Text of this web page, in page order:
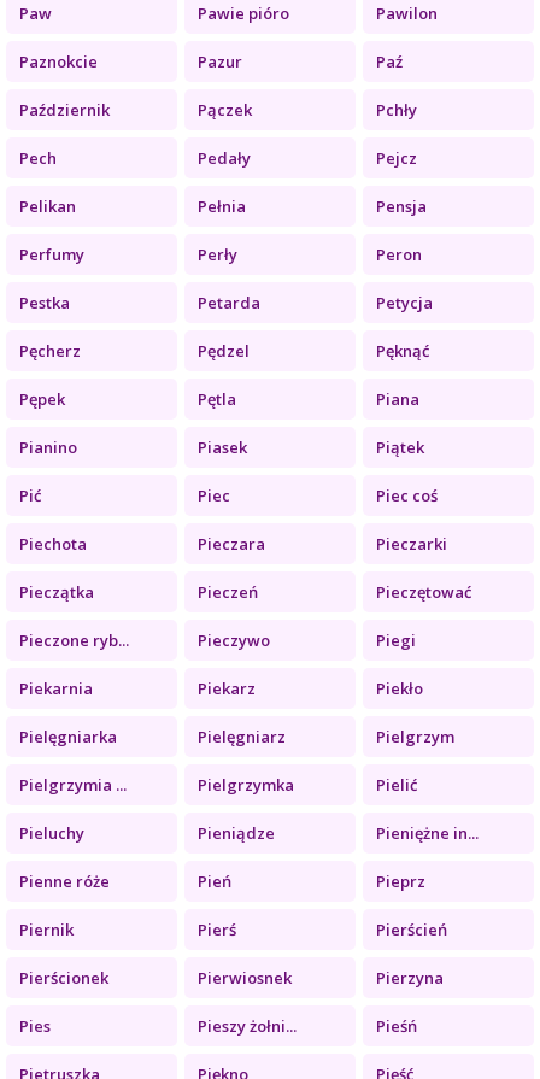
Paw Pawie pióro Pawilon
Paznokcie Pazur Paź
Październik Pączek Pchły
Pech Pedały Pejcz
Pelikan Pełnia Pensja
Perfumy Perły Peron
Pestka Petarda Petycja
Pęcherz Pędzel Pęknąć
Pępek Pętla Piana
Pianino Piasek Piątek
Pić Piec Piec coś
Piechota Pieczara Pieczarki
Pieczątka Pieczeń Pieczętować
Pieczone ryb... Pieczywo Piegi
Piekarnia Piekarz Piekło
Pielęgniarka Pielęgniarz Pielgrzym
Pielgrzymia ... Pielgrzymka Pielić
Pieluchy Pieniądze Pieniężne in...
Pienne róże Pień Pieprz
Piernik Pierś Pierścień
Pierścionek Pierwiosnek Pierzyna
Pies Pieszy żołni... Pieśń
Pietruszka Piękno Pięść